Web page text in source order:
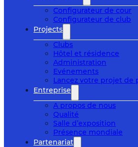
Configurateur de cour
Configurateur de club
Projects
Clubs
Hôtel et résidence
Administration
Evénements
Lancez votre projet de
Entreprise
A propos de nous
Qualité
Salle d’exposition
Présence mondiale
Partenariat